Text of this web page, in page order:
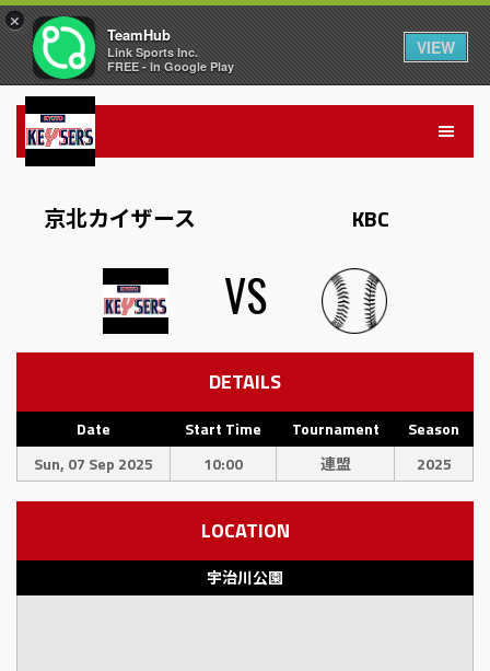
京北カイザース KBC
VS
DETAILS
Date Start Time Tournament
Season
Sun, 07 Sep 2025
10:00 連盟 2025
LOCATION
宇治川公園
×
TeamHub
Link Sports Inc.
FREE - In Google Play
VIEW